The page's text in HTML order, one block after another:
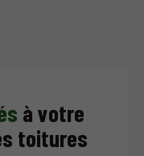
à votre
toitures